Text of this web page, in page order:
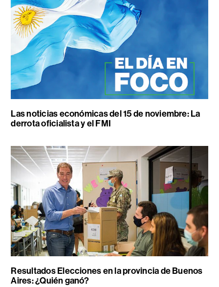
Las noticias económicas del 15 de noviembre: La
derrota oficialista y el FMI
Resultados Elecciones en la provincia de Buenos
Aires: ¿Quién ganó?